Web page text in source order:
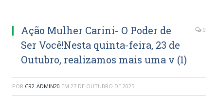
Ação Mulher Carini- O Poder de
Ser Você!Nesta quinta-feira, 23 de
Outubro, realizamos mais uma v (1)
0
POR CR2-ADMIN20 EM 27 DE OUTUBRO DE 2025